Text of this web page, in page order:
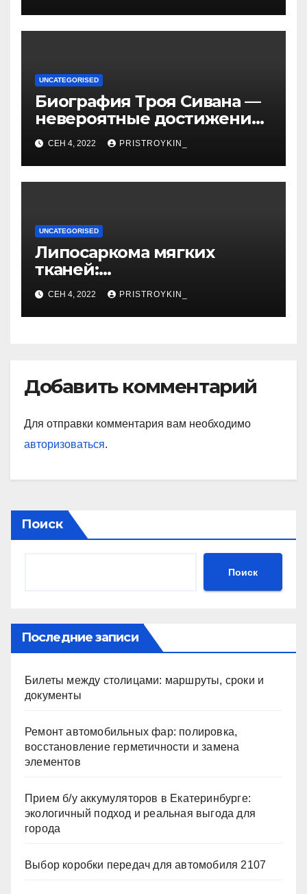
UNCATEGORISED
Биография Троя Сивана —
невероятные достижения,
искристая карьера и
тайная личная жизнь гуру
YouTube
СЕН 4, 2022 PRISTROYKIN_
UNCATEGORISED
Липосаркома мягких
тканей:
высокодифференцированн
ая, плеоморфная,
миксоидная
СЕН 4, 2022 PRISTROYKIN_
Добавить комментарий
Для отправки комментария вам необходимо
авторизоваться.
Поиск
Поиск
Последние записи
Билеты между столицами: маршруты, сроки и
документы
Ремонт автомобильных фар: полировка,
восстановление герметичности и замена
элементов
Прием б/у аккумуляторов в Екатеринбурге:
экологичный подход и реальная выгода для
города
Выбор коробки передач для автомобиля 2107